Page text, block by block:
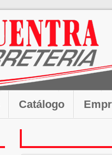
Catálogo